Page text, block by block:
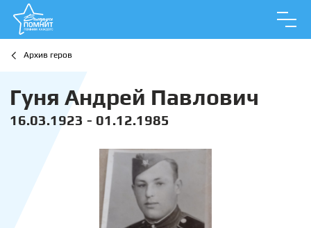
Архив геров
Гуня Андрей Павлович
16.03.1923 - 01.12.1985